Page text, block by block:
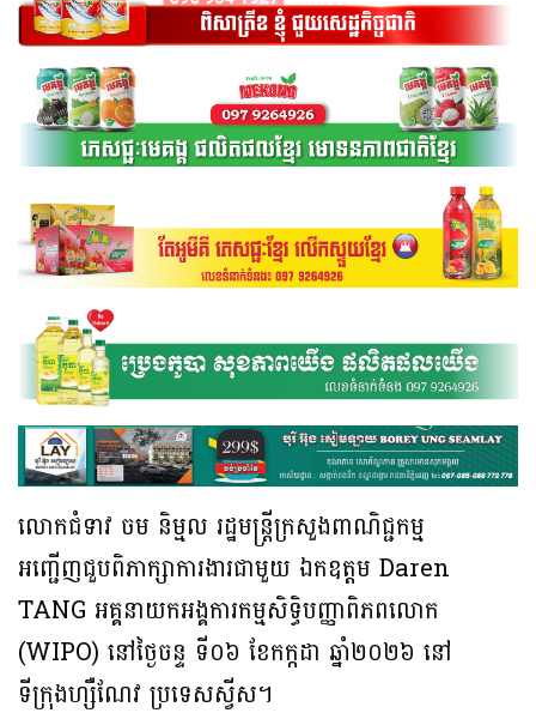
លោកជំទាវ ចម និម្មល រដ្ឋមន្រ្តីក្រសួងពាណិជ្ជកម្ម
អញ្ជើញជួបពិភាក្សាការងារជាមួយ ឯកឧត្តម Daren
TANG អគ្គនាយកអង្គការកម្មសិទ្ធិបញ្ញាពិភពលោក
(WIPO) នៅថ្ងៃចន្ទ ទី០៦ ខែកក្កដា ឆ្នាំ២០២៦ នៅ
ទីក្រុងហ្សឺណែវ ប្រទេសស្វីស។